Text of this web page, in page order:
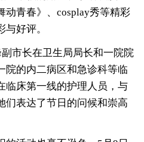
动青春》、cosplay秀等精彩
好评。
市长在卫生局局长和一院院
院的内二病区和急诊科等临
临床第一线的护理人员，与
们表达了节日的问候和崇高